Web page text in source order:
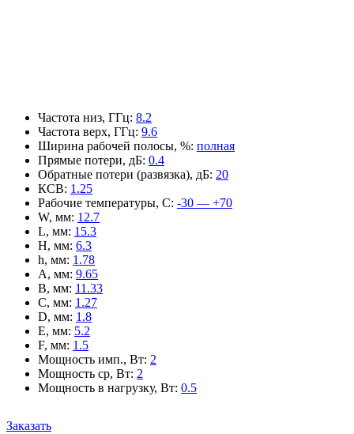
Частота низ, ГГц: 8.2
Частота верх, ГГц: 9.6
Ширина рабочей полосы, %: полная
Прямые потери, дБ: 0.4
Обратные потери (развязка), дБ: 20
КСВ: 1.25
Рабочие температуры, С: -30 — +70
W, мм: 12.7
L, мм: 15.3
H, мм: 6.3
h, мм: 1.78
A, мм: 9.65
B, мм: 11.33
C, мм: 1.27
D, мм: 1.8
E, мм: 5.2
F, мм: 1.5
Мощность имп., Вт: 2
Мощность ср, Вт: 2
Мощность в нагрузку, Вт: 0.5
Заказать